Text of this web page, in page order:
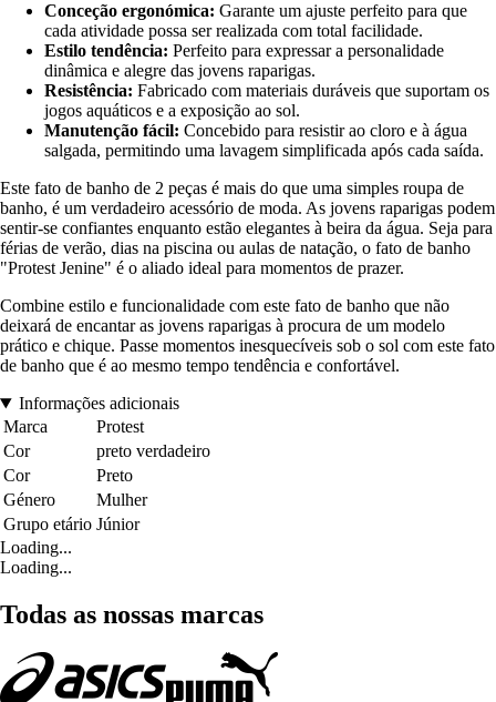
Conceção ergonómica: Garante um ajuste perfeito para que
cada atividade possa ser realizada com total facilidade.
Estilo tendência: Perfeito para expressar a personalidade
dinâmica e alegre das jovens raparigas.
Resistência: Fabricado com materiais duráveis que suportam os
jogos aquáticos e a exposição ao sol.
Manutenção fácil: Concebido para resistir ao cloro e à água
salgada, permitindo uma lavagem simplificada após cada saída.
Este fato de banho de 2 peças é mais do que uma simples roupa de
banho, é um verdadeiro acessório de moda. As jovens raparigas podem
sentir-se confiantes enquanto estão elegantes à beira da água. Seja para
férias de verão, dias na piscina ou aulas de natação, o fato de banho
"Protest Jenine" é o aliado ideal para momentos de prazer.
Combine estilo e funcionalidade com este fato de banho que não
deixará de encantar as jovens raparigas à procura de um modelo
prático e chique. Passe momentos inesquecíveis sob o sol com este fato
de banho que é ao mesmo tempo tendência e confortável.
Informações adicionais
Marca
Protest
Cor
preto verdadeiro
Cor
Preto
Género
Mulher
Grupo etário Júnior
Loading...
Loading...
Todas as nossas marcas